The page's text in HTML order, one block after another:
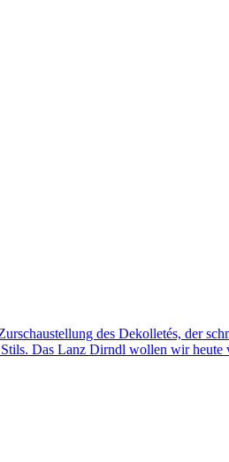
des Dekolletés, der
Stils. Das Lanz Dirndl wollen wir